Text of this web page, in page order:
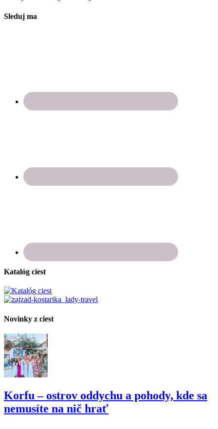
Sleduj ma
Katalóg ciest
Novinky z ciest
Korfu – ostrov oddychu a pohody, kde sa
nemusíte na nič hrať